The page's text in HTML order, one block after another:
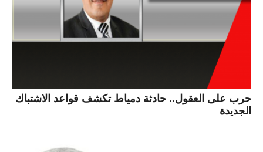
حرب على العقول.. حادثة دمياط تكشف قواعد الاشتباك
الجديدة